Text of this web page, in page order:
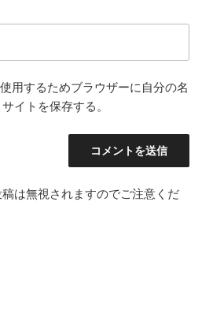
用するためブラウザーに自分の名
イトを保存する。
は無視されますのでご注意くだ